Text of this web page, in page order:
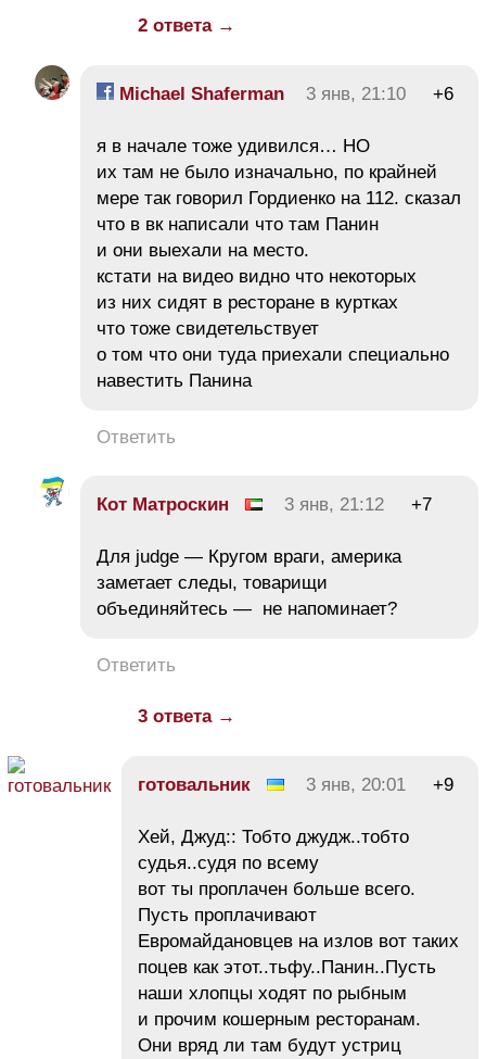
2 ответа →
Michael Shaferman 3 янв, 21:10 +6
я в начале тоже удивился… НО
их там не было изначально, по крайней
мере так говорил Гордиенко на 112. сказал
что в вк написали что там Панин
и они выехали на место.
кстати на видео видно что некоторых
из них сидят в ресторане в куртках
что тоже свидетельствует
о том что они туда приехали специально
навестить Панина
Ответить
Кот Матроскин 3 янв, 21:12 +7
Для judge — Кругом враги, америка
заметает следы, товарищи
объединяйтесь — не напоминает?
Ответить
3 ответа →
готовальник 3 янв, 20:01 +9
Хей, Джуд:: Тобто джудж..тобто
судья..судя по всему
вот ты проплачен больше всего.
Пусть проплачивают
Евромайдановцев на излов вот таких
поцев как этот..тьфу..Панин..Пусть
наши хлопцы ходят по рыбным
и прочим кошерным ресторанам.
Они вряд ли там будут устриц